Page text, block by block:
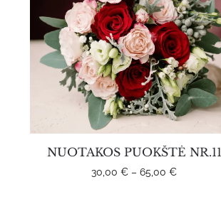
NUOTAKOS PUOKŠTĖ NR.11
30,00€ – 65,00€Price